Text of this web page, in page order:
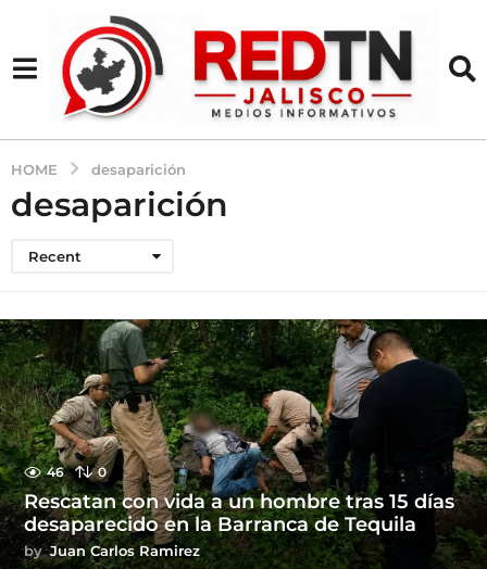
HOME desaparición
desaparición
Recent
46 0
Rescatan con vida a un hombre tras 15 días
desaparecido en la Barranca de Tequila
by Juan Carlos Ramirez